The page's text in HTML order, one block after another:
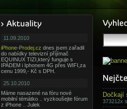
11.09.2010
iPhone-Prodej.cz dnes jsem zařadil
do nabídky televizní příjímač
EQUINUX TIZI,který funguje s
IPADEM i Iphonem 4G přes WIFI,za
cenu 1999,- Kč s DPH.
25.10.2010
Máme nasazené na fóru nové
mobilní témátko .. vyzkoušejte fórum
z iPhone .. Julek
Dočkají
373212x